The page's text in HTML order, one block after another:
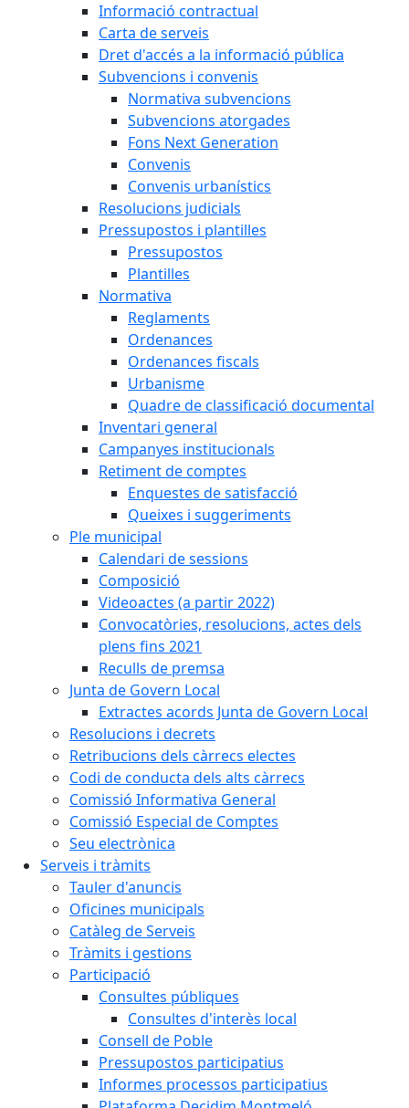
Informació contractual
Carta de serveis
Dret d'accés a la informació pública
Subvencions i convenis
Normativa subvencions
Subvencions atorgades
Fons Next Generation
Convenis
Convenis urbanístics
Resolucions judicials
Pressupostos i plantilles
Pressupostos
Plantilles
Normativa
Reglaments
Ordenances
Ordenances fiscals
Urbanisme
Quadre de classificació documental
Inventari general
Campanyes institucionals
Retiment de comptes
Enquestes de satisfacció
Queixes i suggeriments
Ple municipal
Calendari de sessions
Composició
Videoactes (a partir 2022)
Convocatòries, resolucions, actes dels
plens fins 2021
Reculls de premsa
Junta de Govern Local
Extractes acords Junta de Govern Local
Resolucions i decrets
Retribucions dels càrrecs electes
Codi de conducta dels alts càrrecs
Comissió Informativa General
Comissió Especial de Comptes
Seu electrònica
Serveis i tràmits
Tauler d'anuncis
Oficines municipals
Catàleg de Serveis
Tràmits i gestions
Participació
Consultes públiques
Consultes d'interès local
Consell de Poble
Pressupostos participatius
Informes processos participatius